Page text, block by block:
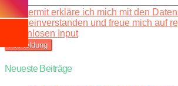
Hiermit erkläre ich mich mit den
Seite einverstanden und freue mich auf
kostenlosen Input
Neueste Beiträge